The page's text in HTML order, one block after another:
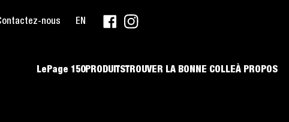
nous EN
LePage 150PRODUITS TROUVER LA BONNE COLLEÀ PROPOS